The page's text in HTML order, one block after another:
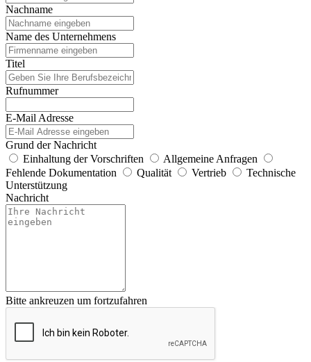
Nachname
Name des Unternehmens
Titel
Rufnummer
E-Mail Adresse
Grund der Nachricht
Einhaltung der Vorschriften
Allgemeine Anfragen
Fehlende Dokumentation
Qualität Vertrieb
Technische
Unterstützung
Nachricht
Bitte ankreuzen um fortzufahren